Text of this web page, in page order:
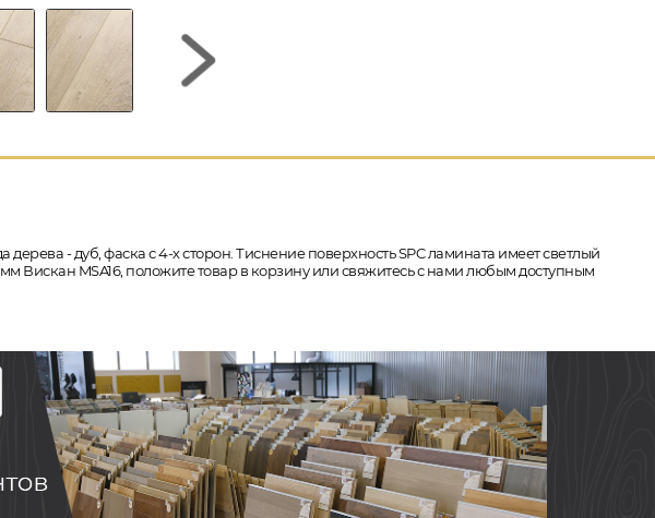
- дуб, фаска с 4-х сторон. Тиснение поверхность SPC ламината имеет светлый
Вискан MSA16, положите товар в корзину или свяжитесь с нами любым доступным